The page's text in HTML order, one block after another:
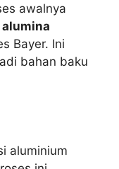
awalnya
alumina
Bayer. Ini
bahan baku
aluminium